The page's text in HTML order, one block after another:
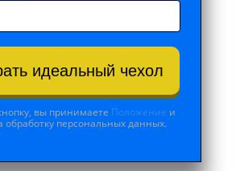
идеальный чехол
вы принимаете Положение и
обработку персональных данных.